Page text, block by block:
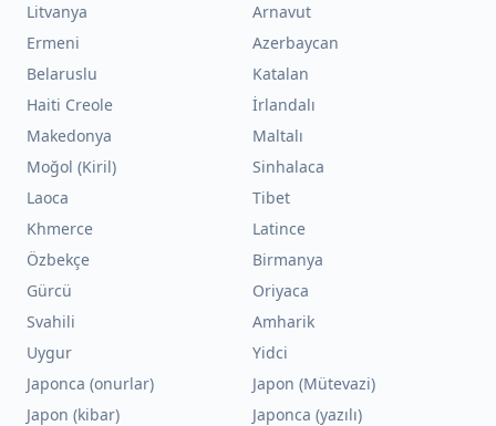
Litvanya
Arnavut
Ermeni
Azerbaycan
Belaruslu
Katalan
Haiti Creole
İrlandalı
Makedonya
Maltalı
Moğol (Kiril)
Sinhalaca
Laoca
Tibet
Khmerce
Latince
Özbekçe
Birmanya
Gürcü
Oriyaca
Svahili
Amharik
Uygur
Yidci
Japonca (onurlar)
Japon (Mütevazi)
Japon (kibar)
Japonca (yazılı)